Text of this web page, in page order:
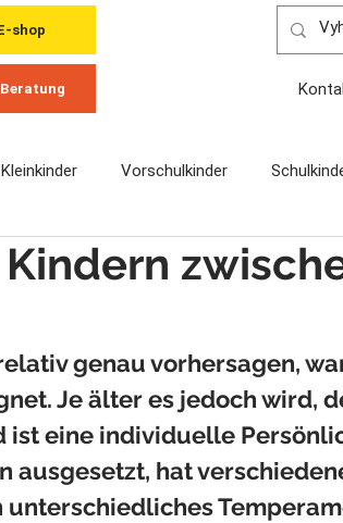
shop
Kleinkinder Vorschulkinder
genau vorhersagen,
Je älter es jedoch wird,
ist eine individuelle
ausgesetzt, hat